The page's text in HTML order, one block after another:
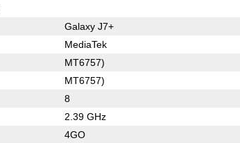
Galaxy J7+
MediaTek
MT6757)
MT6757)
8
2.39 GHz
4GO